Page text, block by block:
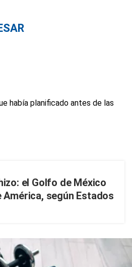
el Golfo de México
América, según Estados